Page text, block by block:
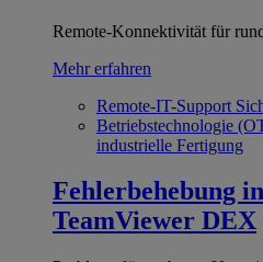
Remote-Konnektivität für
Mehr erfahren
Remote-IT-Support
Betriebstechnologie
industrielle Fertigung
Fehlerbehebung
TeamViewer DEX